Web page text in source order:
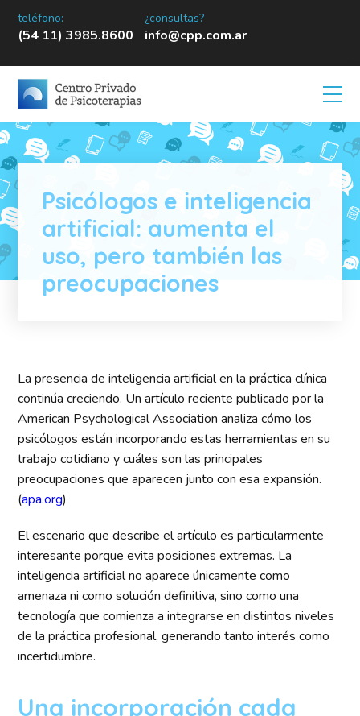
teléfono:
(54 11) 3985.8600
¿consultas?
info@cpp.com.ar
Psicólogos e inteligencia
artificial: aumenta el
uso, pero también las
preocupaciones
La presencia de inteligencia artificial en la práctica clínica
continúa creciendo. Un artículo reciente publicado por la
American Psychological Association analiza cómo los
psicólogos están incorporando estas herramientas en su
trabajo cotidiano y cuáles son las principales
preocupaciones que aparecen junto con esa expansión.
(apa.org)
El escenario que describe el artículo es particularmente
interesante porque evita posiciones extremas. La
inteligencia artificial no aparece únicamente como
amenaza ni como solución definitiva, sino como una
tecnología que comienza a integrarse en distintos niveles
de la práctica profesional, generando tanto interés como
incertidumbre.
Una incorporación cada